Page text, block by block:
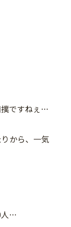
撲ですねぇ…
から、一気
人…